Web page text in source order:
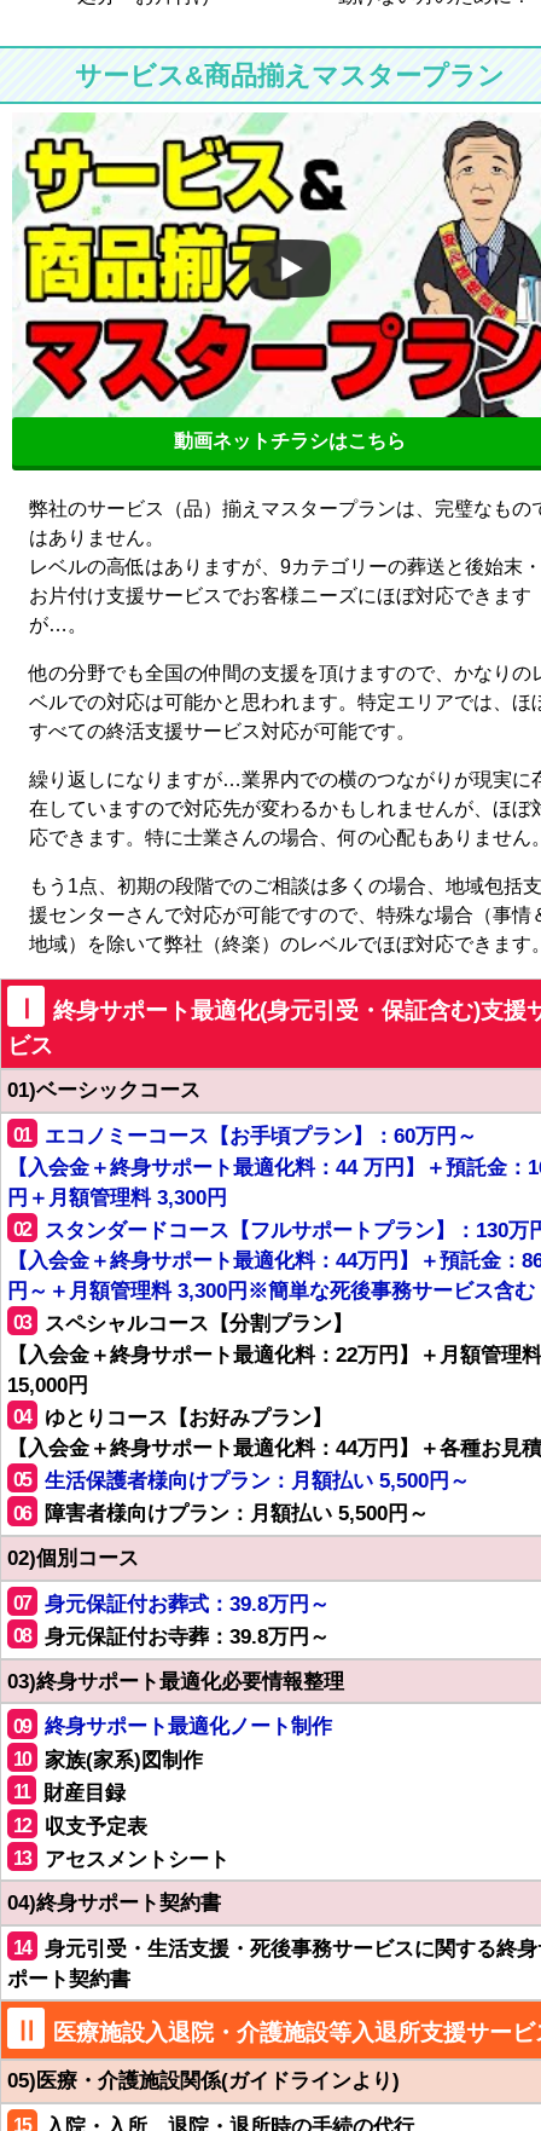
サービス&商品揃えマスタープラン
動画ネットチラシはこちら
弊社のサービス（品）揃えマスタープランは、完璧なもの
はありません。
レベルの高低はありますが、9カテゴリーの葬送と後始末・
お片付け支援サービスでお客様ニーズにほぼ対応できます
が…。
他の分野でも全国の仲間の支援を頂けますので、かなりの
ベルでの対応は可能かと思われます。特定エリアでは、ほ
すべての終活支援サービス対応が可能です。
繰り返しになりますが…業界内での横のつながりが現実に
在していますので対応先が変わるかもしれませんが、ほぼ
応できます。特に士業さんの場合、何の心配もありません
もう1点、初期の段階でのご相談は多くの場合、地域包括支
援センターさんで対応が可能ですので、特殊な場合（事情
地域）を除いて弊社（終楽）のレベルでほぼ対応できます
Ⅰ
終身サポート最適化(身元引受・保証含む)支援
ビス
01)ベーシックコース
01
エコノミーコース【お手頃プラン】：60万円～
【入会金＋終身サポート最適化料：44 万円】＋預託金：
円＋月額管理料 3,300円
02
スタンダードコース【フルサポートプラン】：130万
【入会金＋終身サポート最適化料：44万円】＋預託金：
円～＋月額管理料 3,300円※簡単な死後事務サービス含む
03
スペシャルコース【分割プラン】
【入会金＋終身サポート最適化料：22万円】＋月額管理料
15,000円
04
ゆとりコース【お好みプラン】
【入会金＋終身サポート最適化料：44万円】＋各種お見
05 生活保護者様向けプラン：月額払い 5,500円～
06
障害者様向けプラン：月額払い 5,500円～
02)個別コース
07 身元保証付お葬式：39.8万円～
08
身元保証付お寺葬：39.8万円～
03)終身サポート最適化必要情報整理
09 終身サポート最適化ノート制作
10 家族(家系)図制作
11 財産目録
12 収支予定表
13
アセスメントシート
04)終身サポート契約書
14
身元引受・生活支援・死後事務サービスに関する終
ポート契約書
Ⅱ 医療施設入退院・介護施設等入退所支援サービ
05)医療・介護施設関係(ガイドラインより)
15